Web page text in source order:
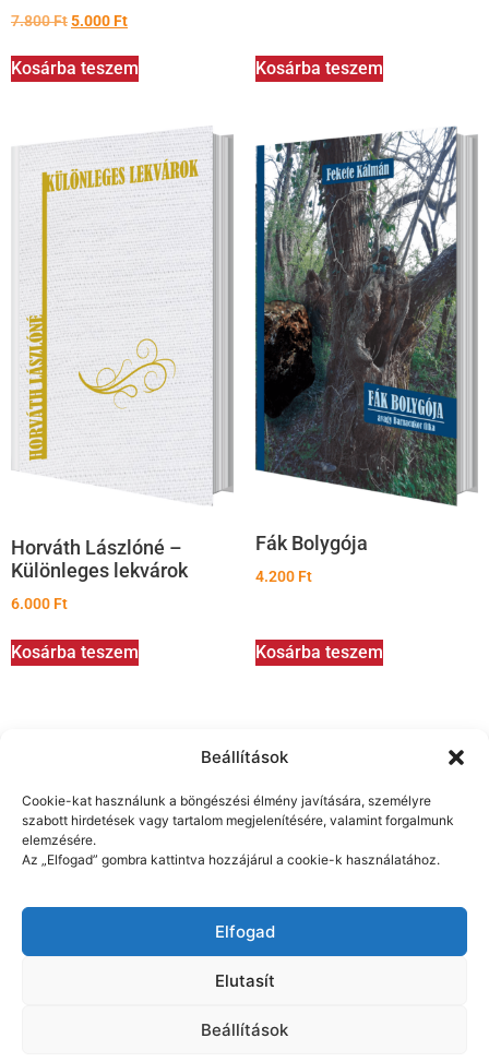
Beállítások
Cookie-kat használunk a böngészési élmény javítására, személyre
szabott hirdetések vagy tartalom megjelenítésére, valamint forgalmunk
elemzésére.
Az „Elfogad” gombra kattintva hozzájárul a cookie-k használatához.
Elfogad
Elutasít
Beállítások
7.800Ft5.000Ft
Kosárba teszem Kosárba teszem
Horváth Lászlóné –
Különleges lekvárok
6.000 Ft
Kosárba teszem
Fák Bolygója
4.200 Ft
Kosárba teszem
Shop
Blog